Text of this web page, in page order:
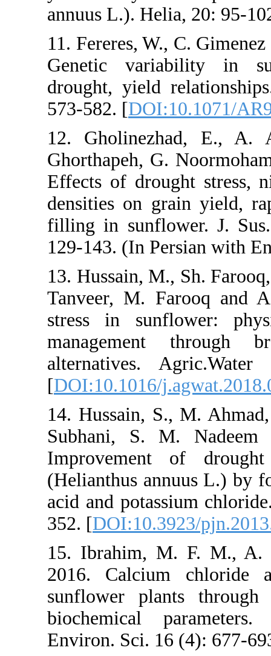
annuus L.).
11. Fereres,
Genetic
drought,
573-582. [
12.
Effects of
densities
filling in
129-143. (In
13. Hussain,
Tanveer,
stress in
[
14.
Subhani,
(Helianthus
acid and
352. [
15.
2016.
sunflower
Environ.